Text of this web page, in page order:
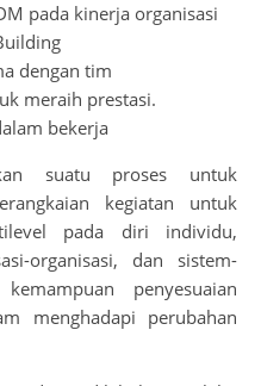
pada kinerja organisasi
dengan tim
meraih prestasi.
bekerja
suatu proses untuk
kegiatan untuk
pada diri individu,
organisasi, dan sistem-
penyesuaian
menghadapi perubahan